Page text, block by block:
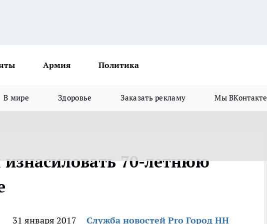
Армия Политика
В мире Здоровье Заказать рекламу Мы ВКонтакте
70-летнюю
31 января 2017
Служба новостей Pro Город НН